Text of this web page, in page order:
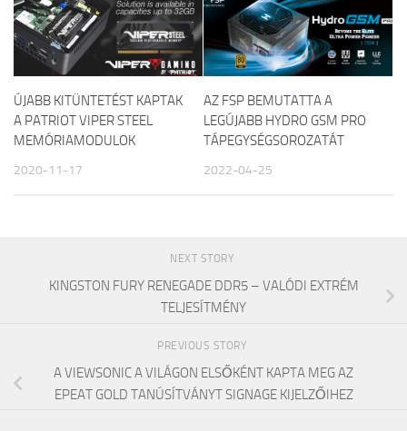
ÚJABB KITÜNTETÉST KAPTAK
A PATRIOT VIPER STEEL
MEMÓRIAMODULOK
2020-11-17
AZ FSP BEMUTATTA A
LEGÚJABB HYDRO GSM PRO
TÁPEGYSÉGSOROZATÁT
2022-04-25
NEXT STORY
KINGSTON FURY RENEGADE DDR5 – VALÓDI EXTRÉM
TELJESÍTMÉNY
PREVIOUS STORY
A VIEWSONIC A VILÁGON ELSŐKÉNT KAPTA MEG AZ
EPEAT GOLD TANÚSÍTVÁNYT SIGNAGE KIJELZŐIHEZ